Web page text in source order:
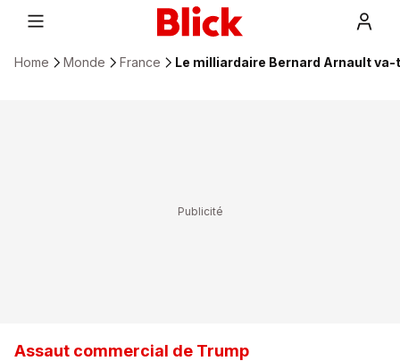
Home Monde France Le milliardaire Bernard Arnault
Assaut commercial de Trump